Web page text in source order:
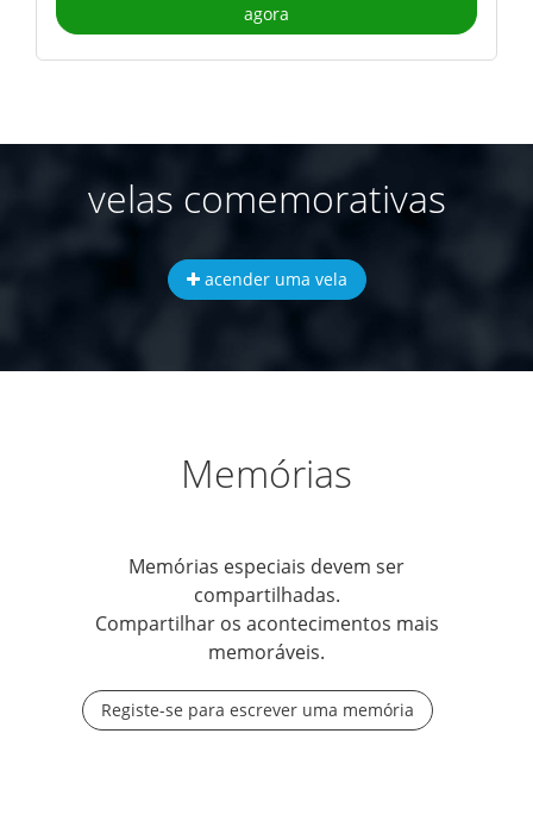
agora
velas comemorativas
acender uma vela
Memórias
Memórias especiais devem ser
compartilhadas.
Compartilhar os acontecimentos mais
memoráveis.
Registe-se para escrever uma memória